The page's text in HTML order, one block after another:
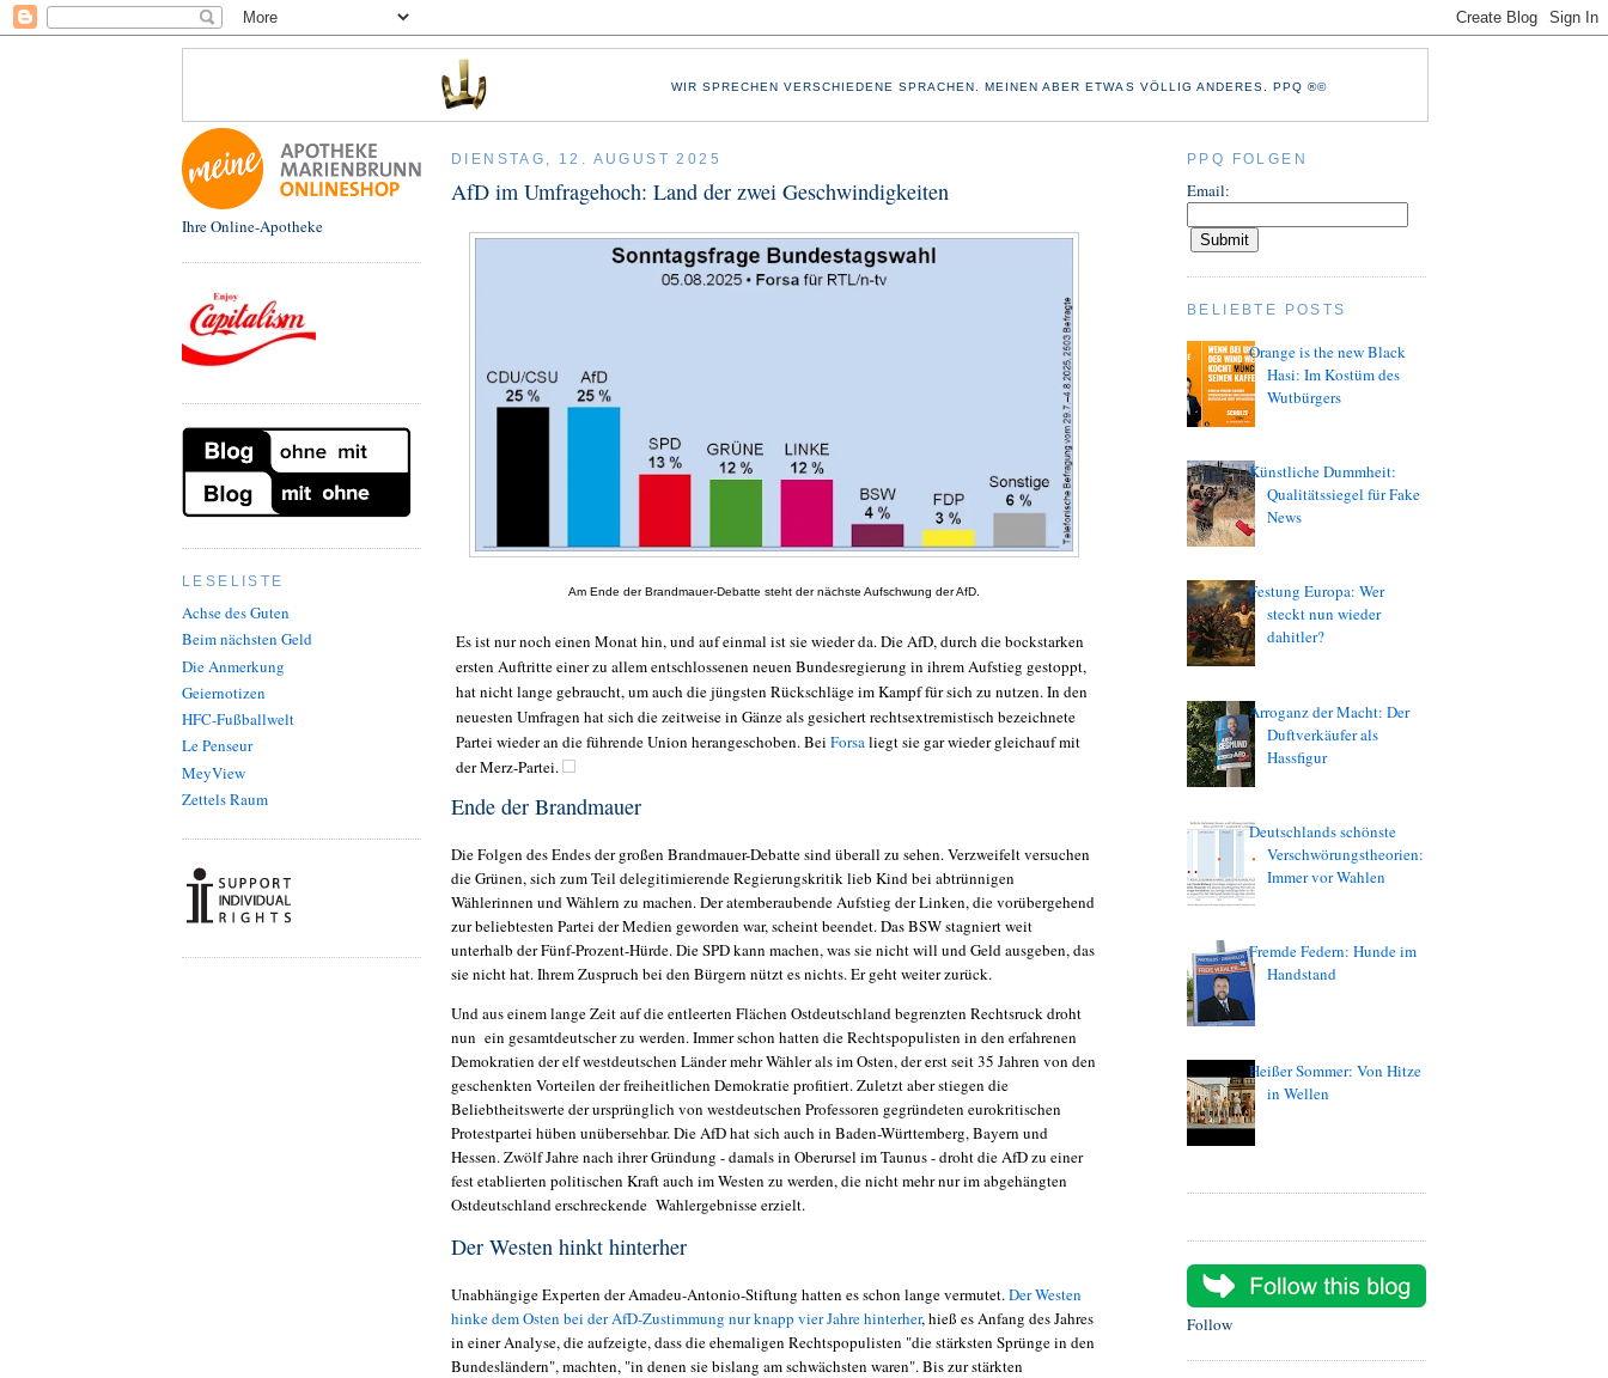
WIR SPRECHEN VERSCHIEDENE SPRACHEN. MEINEN ABER ETWAS VÖLLIG ANDERES. PPQ ®©
Ihre Online-Apotheke
LESELISTE
Achse des Guten
Beim nächsten Geld
Die Anmerkung
Geiernotizen
HFC-Fußballwelt
Le Penseur
MeyView
Zettels Raum
DIENSTAG, 12. AUGUST 2025
AfD im Umfragehoch: Land der zwei Geschwindigkeiten
Am Ende der Brandmauer-Debatte steht der nächste Aufschwung der AfD.
Es ist nur noch einen Monat hin, und auf einmal ist sie wieder da. Die AfD, durch die bockstarken
ersten Auftritte einer zu allem entschlossenen neuen Bundesregierung in ihrem Aufstieg gestoppt,
hat nicht lange gebraucht, um auch die jüngsten Rückschläge im Kampf für sich zu nutzen. In den
neuesten Umfragen hat sich die zeitweise in Gänze als gesichert rechtsextremistisch bezeichnete
Partei wieder an die führende Union herangeschoben. Bei Forsa liegt sie gar wieder gleichauf mit
der Merz-Partei.
Ende der Brandmauer
Die Folgen des Endes der großen Brandmauer-Debatte sind überall zu sehen. Verzweifelt versuchen
die Grünen, sich zum Teil delegitimierende Regierungskritik lieb Kind bei abtrünnigen
Wählerinnen und Wählern zu machen. Der atemberaubende Aufstieg der Linken, die vorübergehend
zur beliebtesten Partei der Medien geworden war, scheint beendet. Das BSW stagniert weit
unterhalb der Fünf-Prozent-Hürde. Die SPD kann machen, was sie nicht will und Geld ausgeben, das
sie nicht hat. Ihrem Zuspruch bei den Bürgern nützt es nichts. Er geht weiter zurück.
Und aus einem lange Zeit auf die entleerten Flächen Ostdeutschland begrenzten Rechtsruck droht
nun ein gesamtdeutscher zu werden. Immer schon hatten die Rechtspopulisten in den erfahrenen
Demokratien der elf westdeutschen Länder mehr Wähler als im Osten, der erst seit 35 Jahren von den
geschenkten Vorteilen der freiheitlichen Demokratie profitiert. Zuletzt aber stiegen die
Beliebtheitswerte der ursprünglich von westdeutschen Professoren gegründeten eurokritischen
Protestpartei hüben unübersehbar. Die AfD hat sich auch in Baden-Württemberg, Bayern und
Hessen. Zwölf Jahre nach ihrer Gründung - damals in Oberursel im Taunus - droht die AfD zu einer
fest etablierten politischen Kraft auch im Westen zu werden, die nicht mehr nur im abgehängten
Ostdeutschland erschreckende Wahlergebnisse erzielt.
Der Westen hinkt hinterher
Unabhängige Experten der Amadeu-Antonio-Stiftung hatten es schon lange vermutet.Der Westen
hinke dem Osten bei der AfD-Zustimmung nur knapp vier Jahre hinterher, hieß es Anfang des Jahres
in einer Analyse, die aufzeigte, dass die ehemaligen Rechtspopulisten "die stärksten Sprünge in den
Bundesländern", machten, "in denen sie bislang am schwächsten waren". Bis zur stärkten
PPQ FOLGEN
Email:
BELIEBTE POSTS
Orange is the new Black
Hasi: Im Kostüm des
Wutbürgers
Künstliche Dummheit:
Qualitätssiegel für Fake
News
Festung Europa: Wer
steckt nun wieder
dahitler?
Arroganz der Macht: Der
Duftverkäufer als
Hassfigur
Deutschlands schönste
Verschwörungstheorien:
Immer vor Wahlen
Fremde Federn: Hunde im
Handstand
Heißer Sommer: Von Hitze
in Wellen
Follow